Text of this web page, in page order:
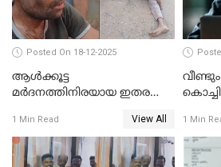
Posted On 18-12-2025
ആൾക്കൂട്ട
മർദനത്തിനിരയായ ഇതര
നടുക്കുന്ന സംഭവം
വാളയാറിൽ
1 Min Read View All
കോടി
1 Min